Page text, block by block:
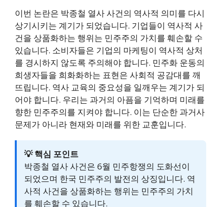
이번 논란은 박종철 열사 사건의 역사적 의미를 다시
상기시키는 계기가 되었습니다. 기업들이 역사적 사
건을 상품화하는 행위는 민주주의 가치를 훼손할 수
있습니다. 소비자들은 기업의 마케팅이 역사적 상처
를 경시하지 않도록 주의해야 합니다. 민주화 운동의
희생자들을 희화화하는 표현은 사회적 공감대를 깨
뜨립니다. 역사 교육의 중요성을 일깨우는 계기가 되
어야 합니다. 우리는 과거의 아픔을 기억하며 미래를
향한 민주주의를 지켜야 합니다. 이는 단순한 과거사
문제가 아니라 현재와 미래를 위한 교훈입니다.
💡 핵심 포인트
박종철 열사 사건은 6월 민주항쟁의 도화선이
되었으며 한국 민주주의 발전의 상징입니다. 역
사적 사건을 상품화하는 행위는 민주주의 가치
를 훼손할 수 있습니다.